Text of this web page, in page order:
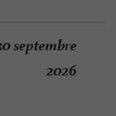
septembre
2026